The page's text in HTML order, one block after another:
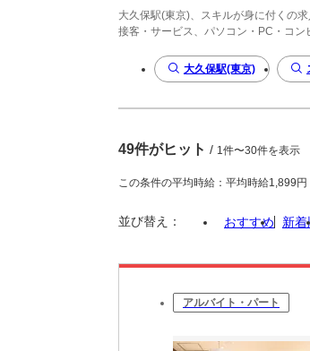
大久保駅(東京)、スキルが身に付くの求
接客・サービス、パソコン・PC・コ
大久保駅(東京)
49件がヒット / 1件〜30件を表示
この条件の平均時給：平均時給1,899円
並び替え： おすすめ 新着
アルバイト・パート